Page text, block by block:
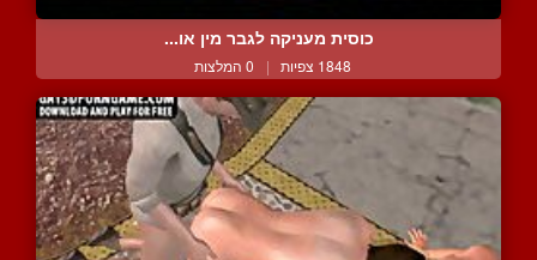
כוסית מעניקה לגבר מין או...
1848 צפיות | 0 המלצות